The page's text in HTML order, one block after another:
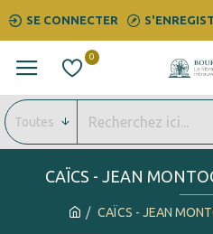
SE CONNECTER
0
Toutes
CAÏCS - JEAN
CAÏCS - JEAN